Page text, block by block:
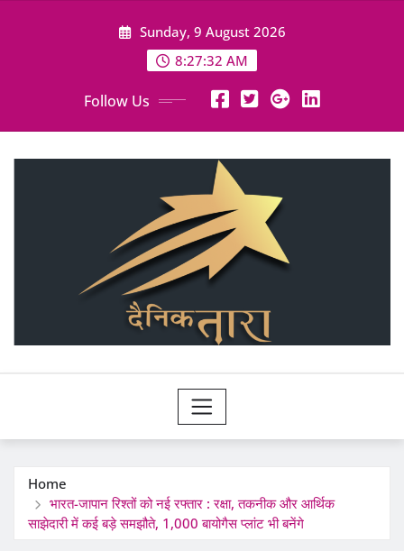
Sunday, 9 August 2026
8:27:34 AM
Follow Us
Home
भारत-जापान रिश्तों को नई रफ्तार : रक्षा, तकनीक और आर्थिक
साझेदारी में कई बड़े समझौते, 1,000 बायोगैस प्लांट भी बनेंगे